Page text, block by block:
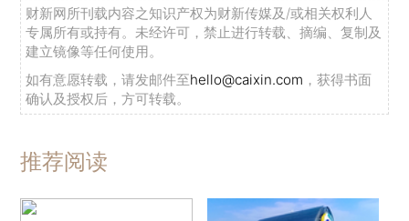
财新网所刊载内容之知识产权为财新传媒及/或相关权利人
专属所有或持有。未经许可，禁止进行转载、摘编、复制及
建立镜像等任何使用。
如有意愿转载，请发邮件至hello@caixin.com ，获得书面
确认及授权后，方可转载。
推荐阅读